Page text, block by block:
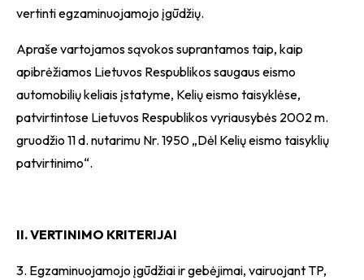
vertinti egzaminuojamojo įgūdžių.
Apraše vartojamos sąvokos suprantamos taip, kaip
apibrėžiamos Lietuvos Respublikos saugaus eismo
automobilių keliais įstatyme, Kelių eismo taisyklėse,
patvirtintose Lietuvos Respublikos vyriausybės 2002 m.
gruodžio 11 d. nutarimu Nr. 1950 „Dėl Kelių eismo taisyklių
patvirtinimo“.
II. VERTINIMO KRITERIJAI
3. Egzaminuojamojo įgūdžiai ir gebėjimai, vairuojant TP,